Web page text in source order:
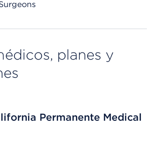
planes y
Permanente Medical